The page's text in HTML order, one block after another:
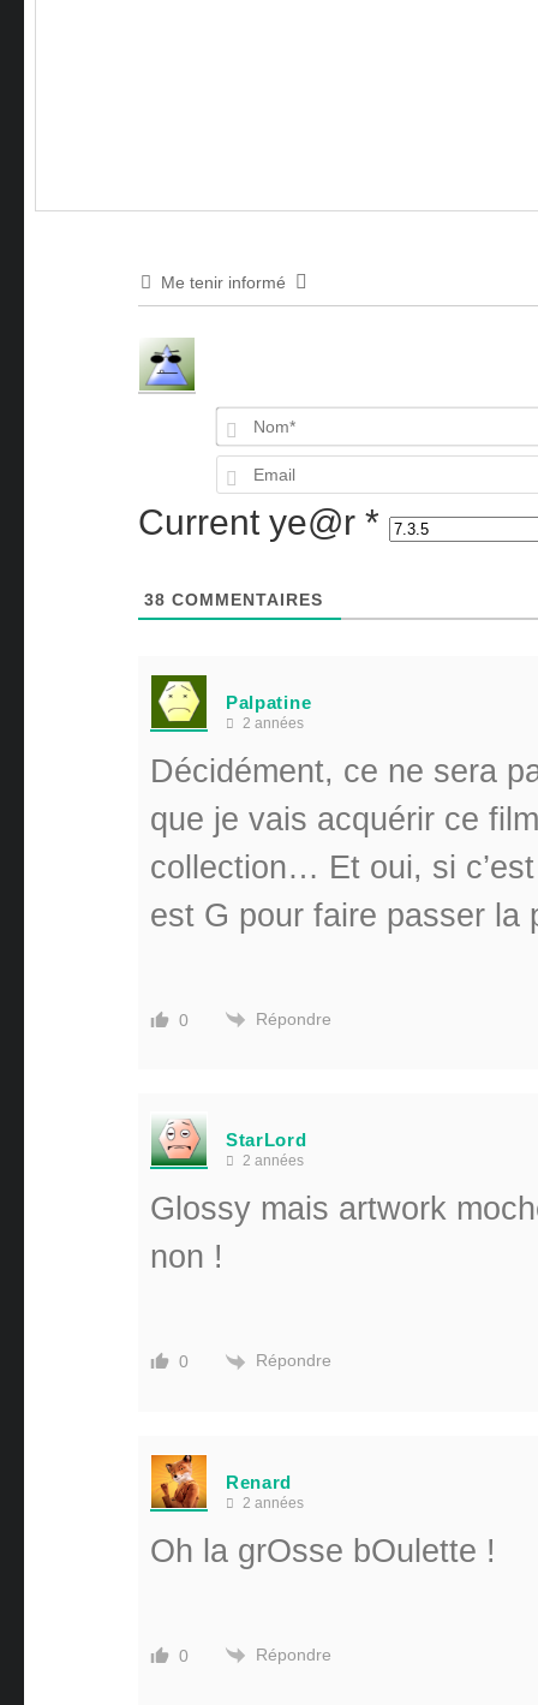
Me tenir informé
Current ye@r *
38 COMMENTAIRES
Palpatine
2 années
Décidément, ce ne sera
que je vais acquérir ce
collection… Et oui, si
est G pour faire passer la
0 Répondre
StarLord
2 années
Glossy mais artwork
non !
0 Répondre
Renard
2 années
Oh la grOsse bOulette !
0 Répondre